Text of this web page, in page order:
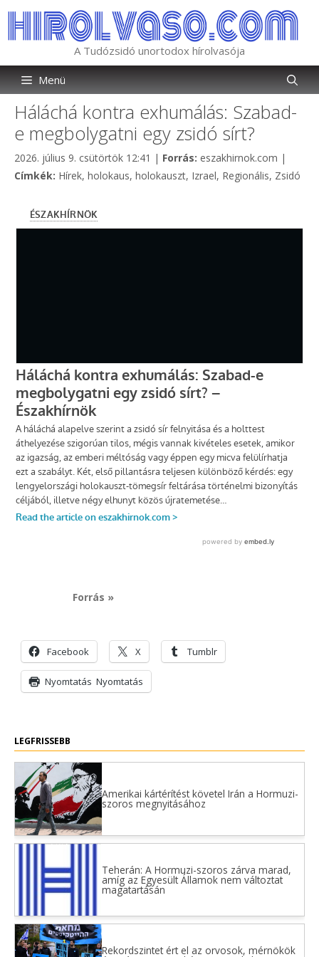
tartalomba
A Tudózsidó unortodox hírolvasója
Menü
Háláchá kontra exhumálás: Szabad-
e megbolygatni egy zsidó sírt?
2026. július 9. csütörtök 12:41 | Forrás: Kategória
eszakhirnok.com |
Címkék: Címkék
Hírek, holokaus, holokauszt, Izrael, Regionális, Zsidó
Forrás »
Facebook X Tumblr
Nyomtatás Nyomtatás
LEGFRISSEBB
Amerikai kártérítést követel Irán a Hormuzi-
szoros megnyitásához
Teherán: A Hormuzi-szoros zárva marad,
amíg az Egyesült Államok nem változtat
magatartásán
Rekordszintet ért el az orvosok, mérnökök